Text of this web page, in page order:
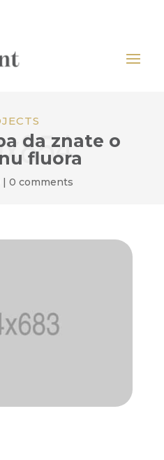
da znate o
fluora
|0 comments